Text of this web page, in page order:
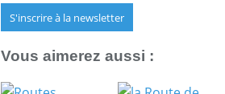
S'inscrire à la newsletter
Vous aimerez aussi :